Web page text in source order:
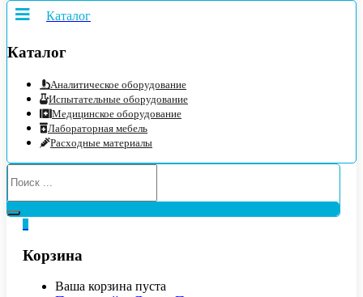
Каталог
Каталог
Аналитическое оборудование
Испытательные оборудование
Медицинское оборудование
Лабораторная мебель
Расходные материалы
Корзина
Ваша корзина пуста